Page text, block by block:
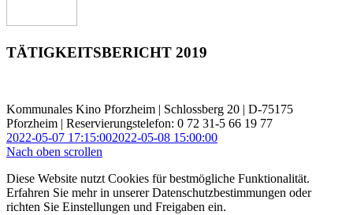
TÄTIGKEITSBERICHT 2019
Kommunales Kino Pforzheim | Schlossberg 20 | D-75175
Pforzheim | Reservierungstelefon: 0 72 31-5 66 19 77
2022-05-07 17:15:002022-05-08 15:00:00
Nach oben scrollen
Diese Website nutzt Cookies für bestmögliche Funktionalität.
Erfahren Sie mehr in unserer Datenschutzbestimmungen oder
richten Sie Einstellungen und Freigaben ein.